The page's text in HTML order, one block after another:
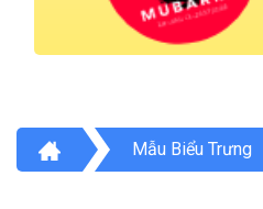
Mẫu Biểu Trưng